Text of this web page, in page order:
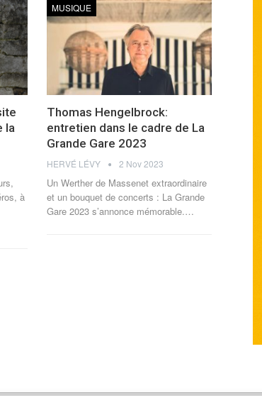
la
à
MUSIQUE
Thomas Hengelbrock:
entretien dans le cadre de La
Grande Gare 2023
HERVÉ LÉVY 2 Nov 2023
Un Werther de Massenet extraordinaire
et un bouquet de concerts : La Grande
Gare 2023 s’annonce mémorable.…